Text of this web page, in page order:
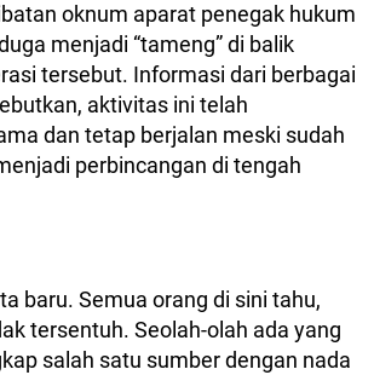
oknum aparat penegak hukum
menjadi “tameng” di balik
tersebut. Informasi dari berbagai
aktivitas ini telah
dan tetap berjalan meski sudah
perbincangan di tengah
baru. Semua orang di sini tahu,
tersentuh. Seolah-olah ada yang
salah satu sumber dengan nada